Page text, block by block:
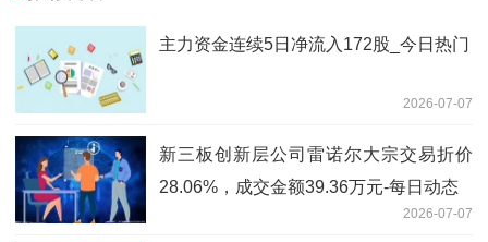
主力资金连续5日净流入172股_今日热门
2026-07-07
新三板创新层公司雷诺尔大宗交易折价
28.06%，成交金额39.36万元-每日动态
2026-07-07